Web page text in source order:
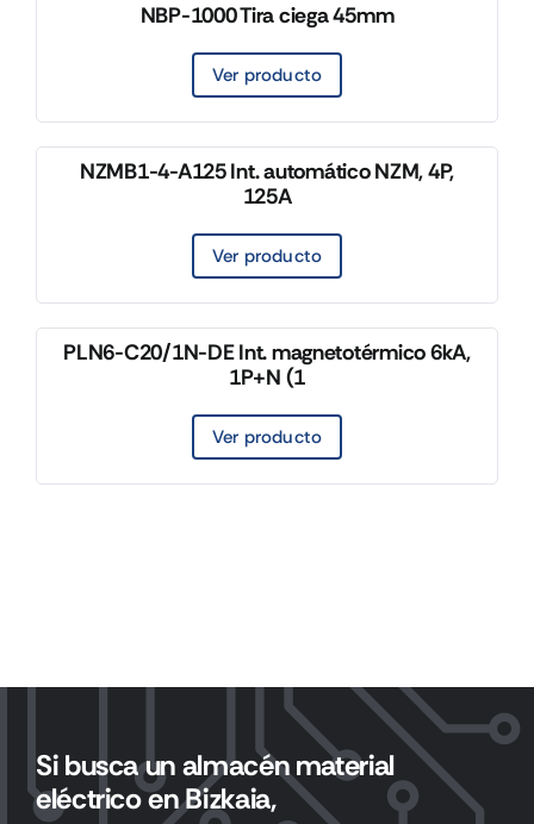
NBP-1000 Tira ciega 45mm
Ver producto
NZMB1-4-A125 Int. automático NZM, 4P,
125A
Ver producto
PLN6-C20/1N-DE Int. magnetotérmico 6kA,
1P+N (1
Ver producto
Si busca un almacén material
eléctrico en Bizkaia,